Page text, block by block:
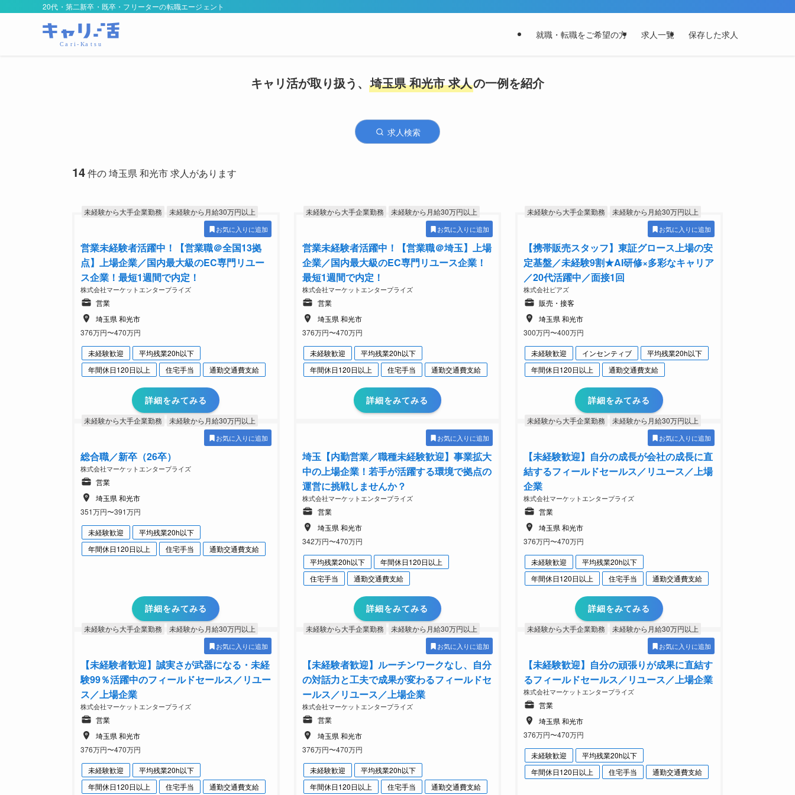
20代・第二新卒・既卒・フリーターの転職エージェント
就職・転職をご希望の方 求人一覧 保存した求人
キャリ活が取り扱う、 埼玉県 和光市 求人の一例を紹介
求人検索
14件の 埼玉県 和光市 求人があります
未経験から大手企業勤務 未経験から月給30万円以上
お気に入りに追加
営業未経験者活躍中！【営業職＠全国13拠
点】上場企業／国内最大級のEC専門リユー
ス企業！最短1週間で内定！
株式会社マーケットエンタープライズ
営業
埼玉県 和光市
376万円〜470万円
未経験歓迎
平均残業20h以下
年間休日120日以上
住宅手当 通勤交通費支給
詳細をみてみる
未経験から大手企業勤務 未経験から月給30万円以上
お気に入りに追加
営業未経験者活躍中！【営業職＠埼玉】上場
企業／国内最大級のEC専門リユース企業！
最短1週間で内定！
株式会社マーケットエンタープライズ
営業
埼玉県 和光市
376万円〜470万円
未経験歓迎
平均残業20h以下
年間休日120日以上
住宅手当 通勤交通費支給
詳細をみてみる
未経験から大手企業勤務 未経験から月給30万円以上
お気に入りに追加
【携帯販売スタッフ】東証グロース上場の安
定基盤／未経験9割★AI研修×多彩なキャリア
／20代活躍中／面接1回
株式会社ピアズ
販売・接客
埼玉県 和光市
300万円〜400万円
未経験歓迎 インセンティブ
平均残業20h以下
年間休日120日以上
通勤交通費支給
詳細をみてみる
未経験から大手企業勤務 未経験から月給30万円以上
お気に入りに追加
総合職／新卒（26卒）
株式会社マーケットエンタープライズ
営業
埼玉県 和光市
351万円〜391万円
未経験歓迎
平均残業20h以下
年間休日120日以上
住宅手当 通勤交通費支給
詳細をみてみる
お気に入りに追加
埼玉【内勤営業／職種未経験歓迎】事業拡大
中の上場企業！若手が活躍する環境で拠点の
運営に挑戦しませんか？
株式会社マーケットエンタープライズ
営業
埼玉県 和光市
342万円〜470万円
平均残業20h以下
年間休日120日以上
住宅手当
通勤交通費支給
詳細をみてみる
未経験から大手企業勤務 未経験から月給30万円以上
お気に入りに追加
【未経験歓迎】自分の成長が会社の成長に直
結するフィールドセールス／リユース／上場
企業
株式会社マーケットエンタープライズ
営業
埼玉県 和光市
376万円〜470万円
未経験歓迎
平均残業20h以下
年間休日120日以上
住宅手当 通勤交通費支給
詳細をみてみる
未経験から大手企業勤務 未経験から月給30万円以上
お気に入りに追加
【未経験者歓迎】誠実さが武器になる・未経
験99％活躍中のフィールドセールス／リユー
ス／上場企業
株式会社マーケットエンタープライズ
営業
埼玉県 和光市
376万円〜470万円
未経験歓迎
平均残業20h以下
年間休日120日以上
住宅手当 通勤交通費支給
未経験から大手企業勤務 未経験から月給30万円以上
お気に入りに追加
【未経験者歓迎】ルーチンワークなし、自分
の対話力と工夫で成果が変わるフィールドセ
ールス／リユース／上場企業
株式会社マーケットエンタープライズ
営業
埼玉県 和光市
376万円〜470万円
未経験歓迎
平均残業20h以下
年間休日120日以上
住宅手当 通勤交通費支給
未経験から大手企業勤務 未経験から月給30万円以上
お気に入りに追加
【未経験歓迎】自分の頑張りが成果に直結す
るフィールドセールス／リユース／上場企業
株式会社マーケットエンタープライズ
営業
埼玉県 和光市
376万円〜470万円
未経験歓迎
平均残業20h以下
年間休日120日以上
住宅手当 通勤交通費支給